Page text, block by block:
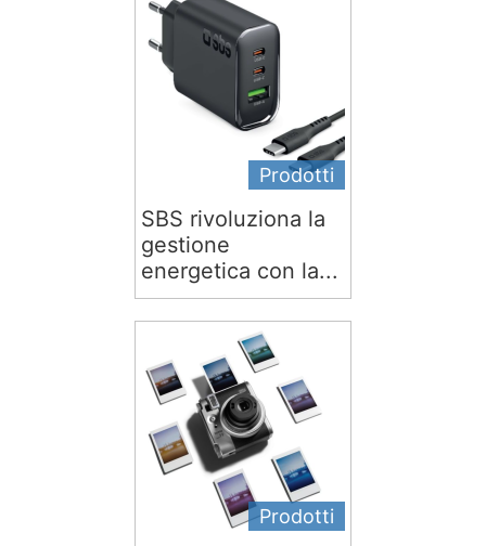
Prodotti
SBS rivoluziona la
gestione
energetica con la...
Prodotti